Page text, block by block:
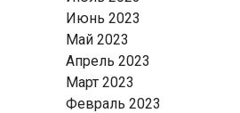
Июнь 2023
Май 2023
Апрель 2023
Март 2023
Февраль 2023